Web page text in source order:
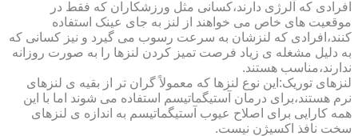
افرادی که آلرژی دارند،کسانی مثل ورزشکاران که فقط در
موقعیت های خاص می خواهند از لنز به جای عینک استفاده
کنند،افرادی که لنزشان به سرعت رسوب می گیرد و نیز کسانی که
به دلیل مشغله ی زیاد فرصت تمیز کردن لنزها را به صورت روزانه
ندارند،مناسب هستند.
لنزهای توریک:این نوع لنزها که معمولاً گران تر از بقیه ی لنزهای
نرم هستند،برای درمان آستیگماتیسم استفاده می شوند اما با این
همه کارایی برای اصلاح عیوب آستیگماتیسم به اندازه ی لنزهای
سخت نافذ اکسیژن نیست.